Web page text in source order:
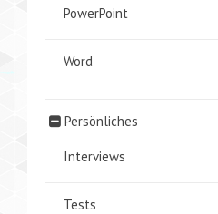
PowerPoint
Word
Persönliches
Interviews
Tests